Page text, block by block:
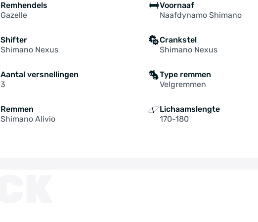
Remhendels
Gazelle
Voornaaf
Naafdynamo Shimano
Shifter
Shimano Nexus
Crankstel
Shimano Nexus
Aantal versnellingen
3
Type remmen
Velgremmen
Remmen
Shimano Alivio
Lichaamslengte
170-180